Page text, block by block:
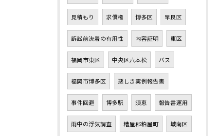
見積もり 求償権 博多区 早良区
訴訟前決着の有用性 内容証明 東区
福岡市東区 中央区六本松 バス
福岡市博多区 悪しき実例報告書
事件回避 博多駅 須恵 報告書運用
雨中の浮気調査 糟屋郡粕屋町 城南区